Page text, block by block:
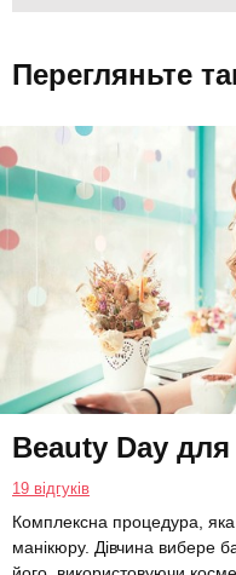
Перегляньте
Beauty Day для
19 відгуків
Комплексна процедура, яка
манікюру. Дівчина вибере